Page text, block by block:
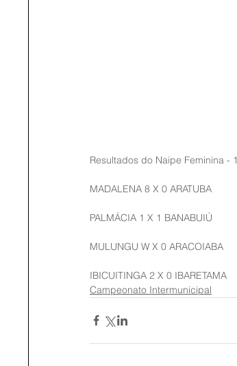
Resultados do Naipe Feminina -
MADALENA 8 X 0 ARATUBA
PALMÁCIA 1 X 1 BANABUIÚ
MULUNGU W X 0 ARACOIABA
IBICUITINGA 2 X 0 IBARETAMA
Campeonato Intermunicipal